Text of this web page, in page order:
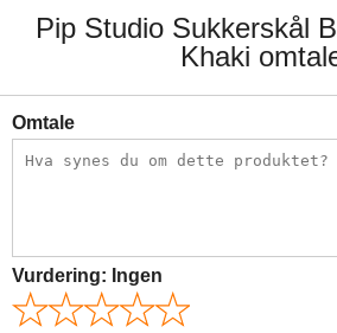
Pip Studio Sukkerskål
Khaki
Omtale
Vurdering: Ingen